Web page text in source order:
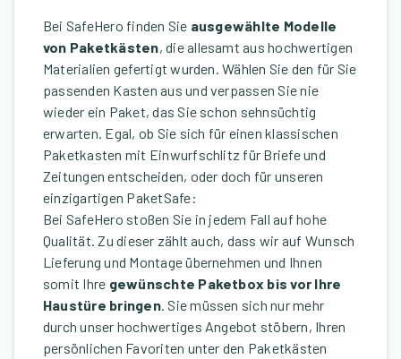
Bei SafeHero finden Sie ausgewählte Modelle
von Paketkästen, die allesamt aus hochwertigen
Materialien gefertigt wurden. Wählen Sie den für Sie
passenden Kasten aus und verpassen Sie nie
wieder ein Paket, das Sie schon sehnsüchtig
erwarten. Egal, ob Sie sich für einen klassischen
Paketkasten mit Einwurfschlitz für Briefe und
Zeitungen entscheiden, oder doch für unseren
einzigartigen PaketSafe:
Bei SafeHero stoßen Sie in jedem Fall auf hohe
Qualität. Zu dieser zählt auch, dass wir auf Wunsch
Lieferung und Montage übernehmen und Ihnen
somit Ihre gewünschte Paketbox bis vor Ihre
Haustüre bringen. Sie müssen sich nur mehr
durch unser hochwertiges Angebot stöbern, Ihren
persönlichen Favoriten unter den Paketkästen